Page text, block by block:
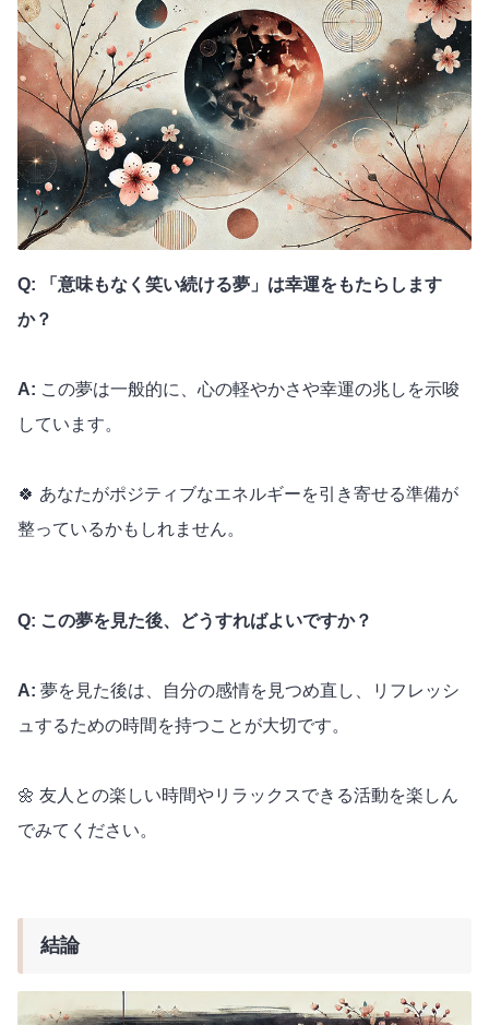
Q: 「意味もなく笑い続ける夢」は幸運をもたらします
か？
A: この夢は一般的に、心の軽やかさや幸運の兆しを示唆
しています。
🍀 あなたがポジティブなエネルギーを引き寄せる準備が
整っているかもしれません。
Q: この夢を見た後、どうすればよいですか？
A: 夢を見た後は、自分の感情を見つめ直し、リフレッシ
ュするための時間を持つことが大切です。
🌼 友人との楽しい時間やリラックスできる活動を楽しん
でみてください。
結論